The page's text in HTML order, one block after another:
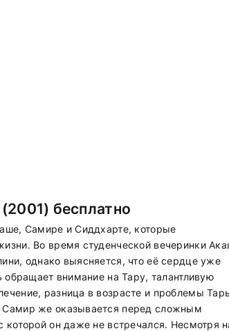
бесплатно
Самире и Сиддхарте, которые
Во время студенческой вечеринки
однако выясняется, что её сердце уже
внимание на Тару, талантливую
разница в возрасте и проблемы
Самир же оказывается перед сложным
он даже не встречался. Несмотря